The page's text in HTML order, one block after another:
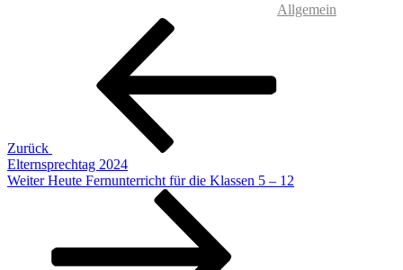
Allgemein
Beitragsnavigation
Zurück
Elternsprechtag 2024
Nächster
Weiter Heute Fernunterricht für die Klassen 5 – 12